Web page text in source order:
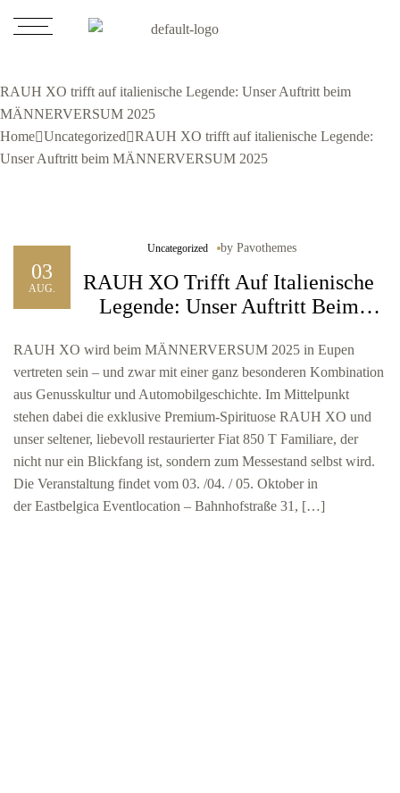
RAUH XO trifft auf italienische Legende: Unser Auftritt beim
MÄNNERVERSUM 2025
Home Uncategorized
RAUH XO trifft auf italienische Legende:
Unser Auftritt beim MÄNNERVERSUM 2025
03
AUG.
Uncategorized by Pavothemes
RAUH XO Trifft Auf Italienische
Legende: Unser Auftritt Beim
RAUH XO wird beim MÄNNERVERSUM 2025 in Eupen
vertreten sein – und zwar mit einer ganz besonderen Kombination
aus Genusskultur und Automobilgeschichte. Im Mittelpunkt
stehen dabei die exklusive Premium-Spirituose RAUH XO und
unser seltener, liebevoll restaurierter Fiat 850 T Familiare, der
nicht nur ein Blickfang ist, sondern zum Messestand selbst wird.
Die Veranstaltung findet vom 03. /04. / 05. Oktober in
der Eastbelgica Eventlocation – Bahnhofstraße 31, […]